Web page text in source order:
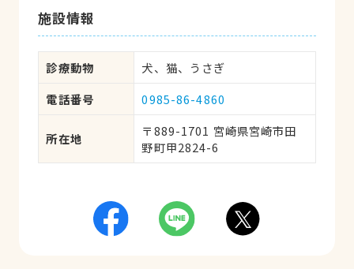
施設情報
診療動物
犬、猫、うさぎ
電話番号
0985-86-4860
所在地
〒889-1701 宮崎県宮崎市田
野町甲2824-6